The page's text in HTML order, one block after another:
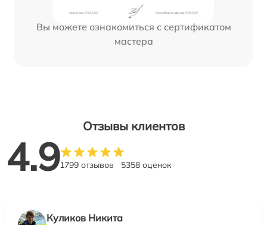
Вы можете ознакомиться с сертификатом
мастера
Отзывы клиентов
4.91799 отзывов 5358 оценок
Куликов Никита